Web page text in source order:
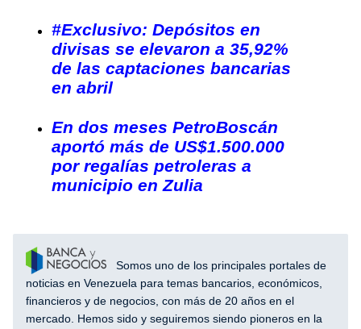
#Exclusivo: Depósitos en
divisas se elevaron a 35,92%
de las captaciones bancarias
en abril
En dos meses PetroBoscán
aportó más de US$1.500.000
por regalías petroleras a
municipio en Zulia
Somos uno de los principales portales de
noticias en Venezuela para temas bancarios, económicos,
financieros y de negocios, con más de 20 años en el
mercado. Hemos sido y seguiremos siendo pioneros en la